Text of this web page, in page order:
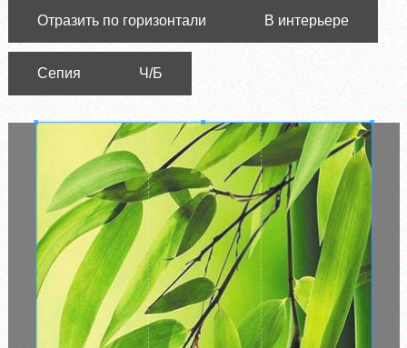
Отразить по горизонтали В интерьере
Сепия Ч/Б